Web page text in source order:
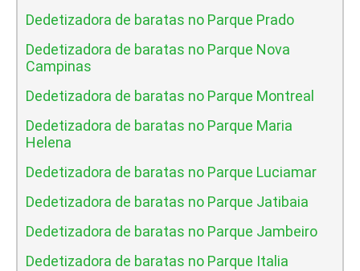
Dedetizadora de baratas no Parque Prado
Dedetizadora de baratas no Parque Nova
Campinas
Dedetizadora de baratas no Parque Montreal
Dedetizadora de baratas no Parque Maria
Helena
Dedetizadora de baratas no Parque Luciamar
Dedetizadora de baratas no Parque Jatibaia
Dedetizadora de baratas no Parque Jambeiro
Dedetizadora de baratas no Parque Italia